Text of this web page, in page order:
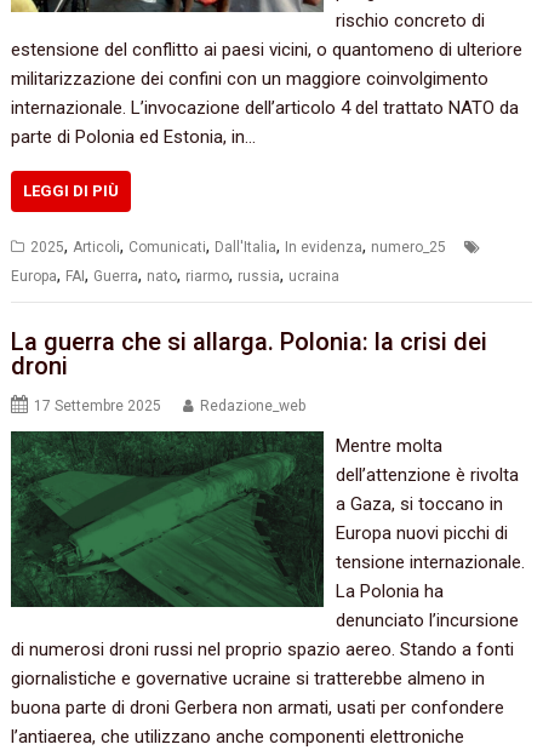
rischio concreto di
estensione del conflitto ai paesi vicini, o quantomeno di ulteriore
militarizzazione dei confini con un maggiore coinvolgimento
internazionale. L’invocazione dell’articolo 4 del trattato NATO da
parte di Polonia ed Estonia, in…
LEGGI DI PIÙ
2025, Articoli, Comunicati, Dall'Italia, In evidenza, numero_25
Europa, FAI, Guerra, nato, riarmo, russia, ucraina
La guerra che si allarga. Polonia: la crisi dei
droni
17 Settembre 2025 Redazione_web
Mentre molta
dell’attenzione è rivolta
a Gaza, si toccano in
Europa nuovi picchi di
tensione internazionale.
La Polonia ha
denunciato l’incursione
di numerosi droni russi nel proprio spazio aereo. Stando a fonti
giornalistiche e governative ucraine si tratterebbe almeno in
buona parte di droni Gerbera non armati, usati per confondere
l’antiaerea, che utilizzano anche componenti elettroniche